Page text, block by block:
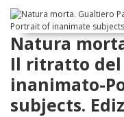
Natura
Il ritratto del
inanimato-
subjects.